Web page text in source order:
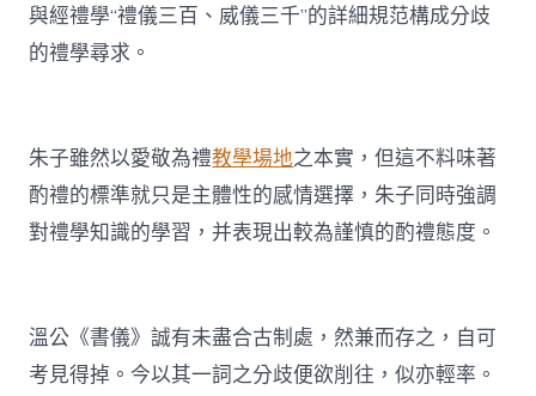
與經禮學“禮儀三百、威儀三千”的詳細規范構成分歧
的禮學尋求。
朱子雖然以愛敬為禮教學場地之本實，但這不料味著
酌禮的標準就只是主體性的感情選擇，朱子同時強調
對禮學知識的學習，并表現出較為謹慎的酌禮態度。
溫公《書儀》誠有未盡合古制處，然兼而存之，自可
考見得掉。今以其一詞之分歧便欲削往，似亦輕率。